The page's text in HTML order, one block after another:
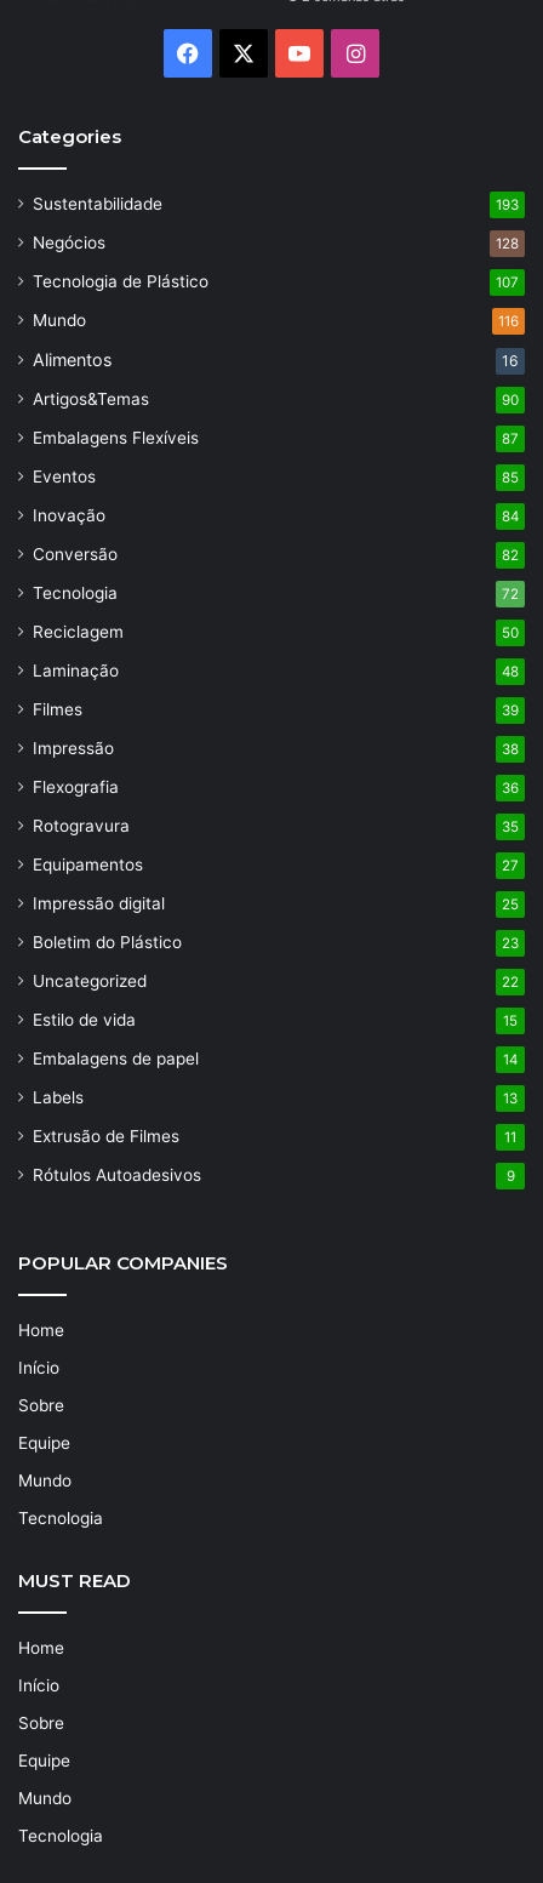
Facebook YouTubeInstagram
Categories
Sustentabilidade 193
Negócios 128
Tecnologia de Plástico 107
Mundo 116
Alimentos 16
Artigos&Temas 90
Embalagens Flexíveis 87
Eventos 85
Inovação 84
Conversão 82
Tecnologia 72
Reciclagem 50
Laminação 48
Filmes 39
Impressão 38
Flexografia 36
Rotogravura 35
Equipamentos 27
Impressão digital 25
Boletim do Plástico 23
Uncategorized 22
Estilo de vida 15
Embalagens de papel 14
Labels 13
Extrusão de Filmes 11
Rótulos Autoadesivos 9
POPULAR COMPANIES
Home
Início
Sobre
Equipe
Mundo
Tecnologia
MUST READ
Home
Início
Sobre
Equipe
Mundo
Tecnologia